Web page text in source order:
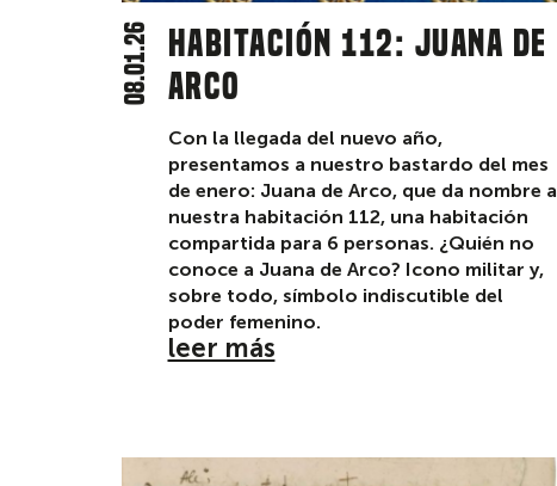
Habitación 112: Juana de
Arco
08.01.26
Con la llegada del nuevo año,
presentamos a nuestro bastardo del mes
de enero: Juana de Arco, que da nombre a
nuestra habitación 112, una habitación
compartida para 6 personas. ¿Quién no
conoce a Juana de Arco? Icono militar y,
sobre todo, símbolo indiscutible del
poder femenino.
leer más